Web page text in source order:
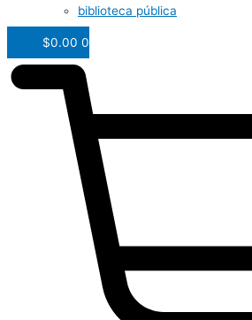
biblioteca pública
$0.00 0